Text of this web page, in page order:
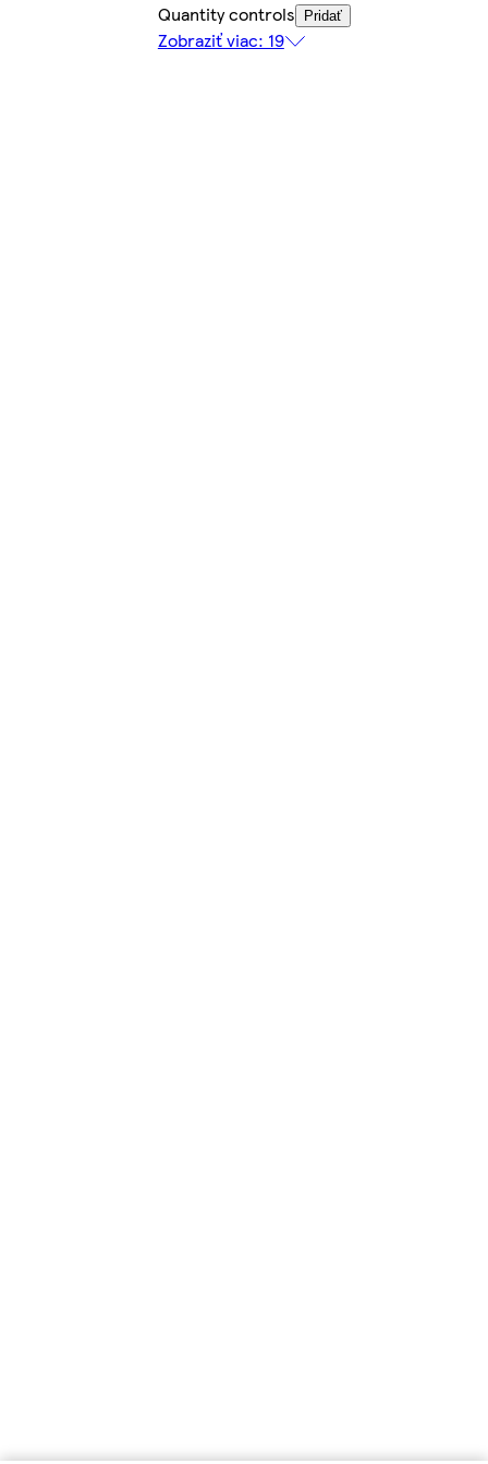
Quantity controls
Pridať
Zobraziť viac: 19